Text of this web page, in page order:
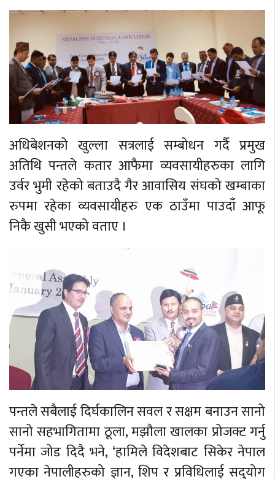
अधिबेशनको खुल्ला सत्रलाई सम्बोधन गर्दै प्रमुख
अतिथि पन्तले कतार आफैमा व्यवसायीहरुका लागि
उर्वर भुमी रहेको बताउदै गैर आवासिय संघको खम्बाका
रुपमा रहेका व्यवसायीहरु एक ठाउँमा पाउदाँ आफू
निकै खुसी भएको वताए ।
पन्तले सबैलाई दिर्घकालिन सवल र सक्षम बनाउन सानो
सानो सहभागितामा ठूला, मझौला खालका प्रोजक्ट गर्नु
पर्नेमा जोड दिदै भने, ‘हामिले विदेशबाट सिकेर नेपाल
गएका नेपालीहरुको ज्ञान, शिप र प्रविधिलाई सदुयोग